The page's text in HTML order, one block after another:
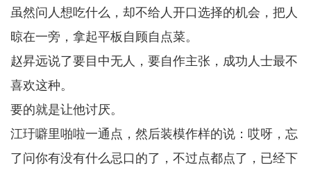
虽然问人想吃什么，却不给人开口选择的机会，把人
晾在一旁，拿起平板自顾自点菜。
赵昇远说了要目中无人，要自作主张，成功人士最不
喜欢这种。
要的就是让他讨厌。
江玗噼里啪啦一通点，然后装模作样的说：哎呀，忘
了问你有没有什么忌口的了，不过点都点了，已经下